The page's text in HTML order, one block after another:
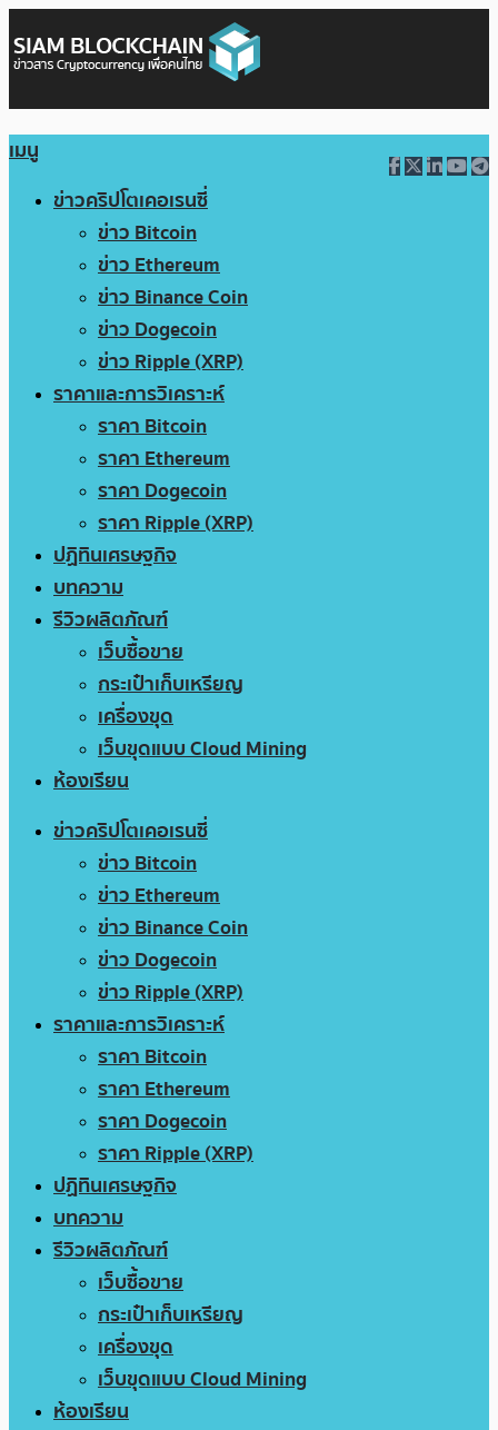
เมนู
ข่าวคริปโตเคอเรนซี่
ข่าว Bitcoin
ข่าว Ethereum
ข่าว Binance Coin
ข่าว Dogecoin
ข่าว Ripple (XRP)
ราคาและการวิเคราะห์
ราคา Bitcoin
ราคา Ethereum
ราคา Dogecoin
ราคา Ripple (XRP)
ปฏิทินเศรษฐกิจ
บทความ
รีวิวผลิตภัณฑ์
เว็บซื้อขาย
กระเป๋าเก็บเหรียญ
เครื่องขุด
เว็บขุดแบบ Cloud Mining
ห้องเรียน
ข่าวคริปโตเคอเรนซี่
ข่าว Bitcoin
ข่าว Ethereum
ข่าว Binance Coin
ข่าว Dogecoin
ข่าว Ripple (XRP)
ราคาและการวิเคราะห์
ราคา Bitcoin
ราคา Ethereum
ราคา Dogecoin
ราคา Ripple (XRP)
ปฏิทินเศรษฐกิจ
บทความ
รีวิวผลิตภัณฑ์
เว็บซื้อขาย
กระเป๋าเก็บเหรียญ
เครื่องขุด
เว็บขุดแบบ Cloud Mining
ห้องเรียน